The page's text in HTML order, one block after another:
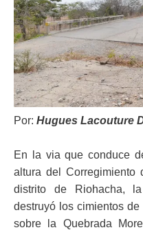
Por: Hugues Lacouture
En la via que conduce
altura del Corregimiento
distrito de Riohacha,
destruyó los cimientos
sobre la Quebrada